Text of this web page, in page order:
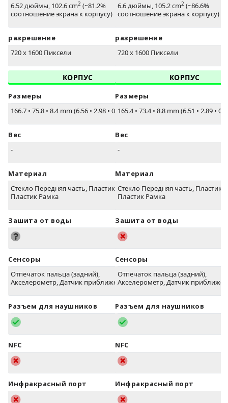
6.52 дюймы, 102.6 cm2 (~81.2%
соотношение экрана к корпусу)
разрешение
720 x 1600 Пиксели
КОРПУС
Размеры
166.7 • 75.8 • 8.4 mm (6.56 • 2.98 • 0.33 in)
Вес
-
Материал
Стекло Передняя часть, Пластик сзади,
Пластик Рамка
Зашита от воды
Сенсоры
Отпечаток пальца (задний),
Акселерометр, Датчик приближения
Разъем для наушников
NFC
Инфракрасный порт
6.6 дюймы, 105.2 cm2 (~86.6%
соотношение экрана к корпусу)
разрешение
720 x 1600 Пиксели
КОРПУС
Размеры
165.4• 73.4• 8.8 mm (6.51 • 2.89 •
Вес
-
Материал
Стекло Передняя часть, Пластик
Пластик Рамка
Зашита от воды
Сенсоры
Отпечаток пальца (задний),
Акселерометр, Датчик
Разъем для наушников
NFC
Инфракрасный порт